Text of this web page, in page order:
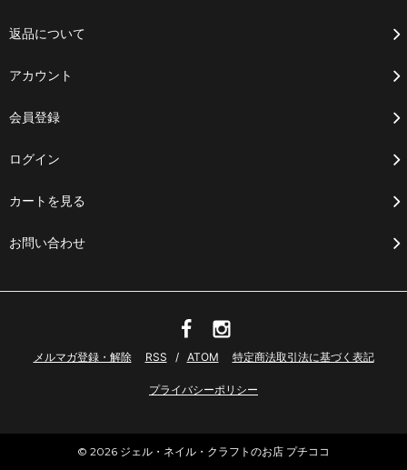
返品について
アカウント
会員登録
ログイン
カートを見る
お問い合わせ
メルマガ登録・解除 RSS / ATOM 特定商法取引法に基づく表記
プライバシーポリシー
© 2026 ジェル・ネイル・クラフトのお店 プチココ